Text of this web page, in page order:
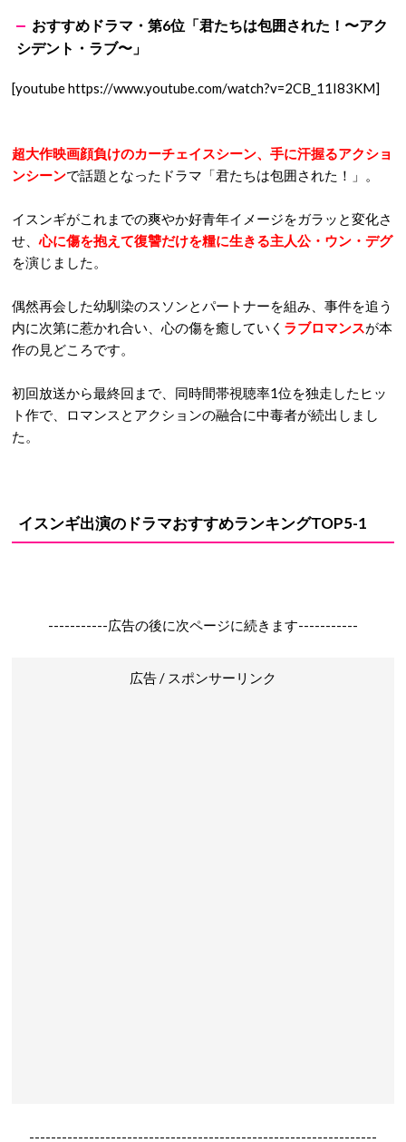
おすすめドラマ・第6位「君たちは包囲された！〜アク
シデント・ラブ〜」
[youtube https://www.youtube.com/watch?v=2CB_11I83KM]
超大作映画顔負けのカーチェイスシーン、手に汗握るアクショ
ンシーンで話題となったドラマ「君たちは包囲された！」。
イスンギがこれまでの爽やか好青年イメージをガラッと変化さ
せ、心に傷を抱えて復讐だけを糧に生きる主人公・ウン・デグ
を演じました。
偶然再会した幼馴染のスソンとパートナーを組み、事件を追う
内に次第に惹かれ合い、心の傷を癒していく ラブロマンスが本
作の見どころです。
初回放送から最終回まで、同時間帯視聴率1位を独走したヒッ
ト作で、ロマンスとアクションの融合に中毒者が続出しまし
た。
イスンギ出演のドラマおすすめランキングTOP5-1
-----------広告の後に次ページに続きます-----------
広告 / スポンサーリンク
----------------------------------------------------------------